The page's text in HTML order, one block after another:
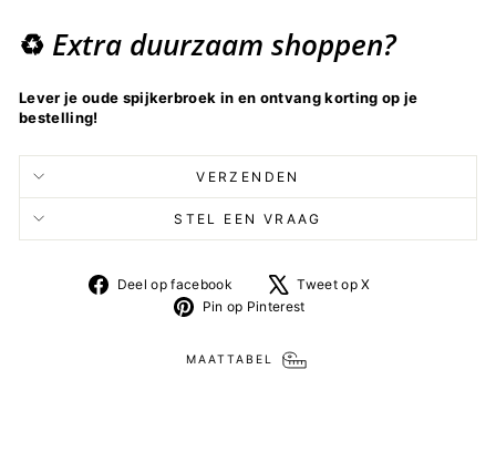
♻️ Extra duurzaam shoppen?
Lever je oude spijkerbroek in en ontvang korting op je
bestelling!
VERZENDEN
STEL EEN VRAAG
Deel op facebook
Deel
op
Tweet op X
Pin op Pinterest
MAATTABEL